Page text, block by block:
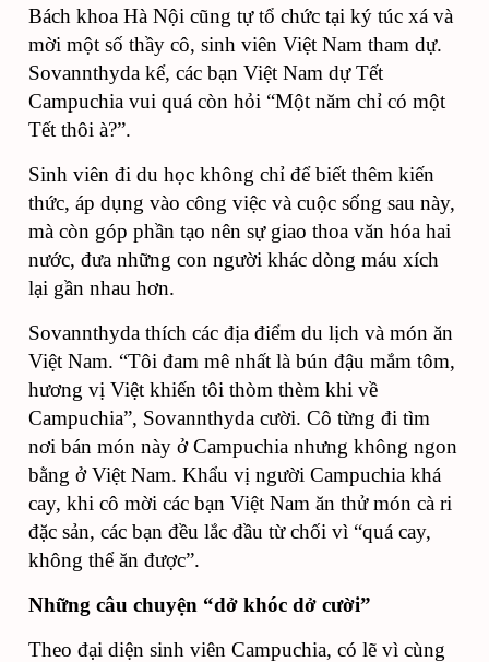
Bách khoa Hà Nội cũng tự tổ chức tại ký túc xá và
mời một số thầy cô, sinh viên Việt Nam tham dự.
Sovannthyda kể, các bạn Việt Nam dự Tết
Campuchia vui quá còn hỏi “Một năm chỉ có một
Tết thôi à?”.
Sinh viên đi du học không chỉ để biết thêm kiến
thức, áp dụng vào công việc và cuộc sống sau này,
mà còn góp phần tạo nên sự giao thoa văn hóa hai
nước, đưa những con người khác dòng máu xích
lại gần nhau hơn.
Sovannthyda thích các địa điểm du lịch và món ăn
Việt Nam. “Tôi đam mê nhất là bún đậu mắm tôm,
hương vị Việt khiến tôi thòm thèm khi về
Campuchia”, Sovannthyda cười. Cô từng đi tìm
nơi bán món này ở Campuchia nhưng không ngon
bằng ở Việt Nam. Khẩu vị người Campuchia khá
cay, khi cô mời các bạn Việt Nam ăn thử món cà ri
đặc sản, các bạn đều lắc đầu từ chối vì “quá cay,
không thể ăn được”.
Những câu chuyện “dở khóc dở cười”
Theo đại diện sinh viên Campuchia, có lẽ vì cùng